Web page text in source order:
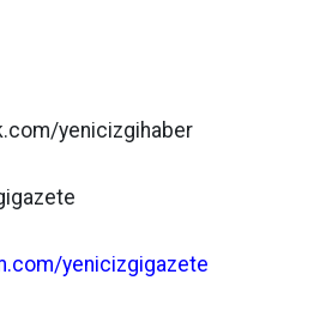
yenicizgihaber
yenicizgigazete